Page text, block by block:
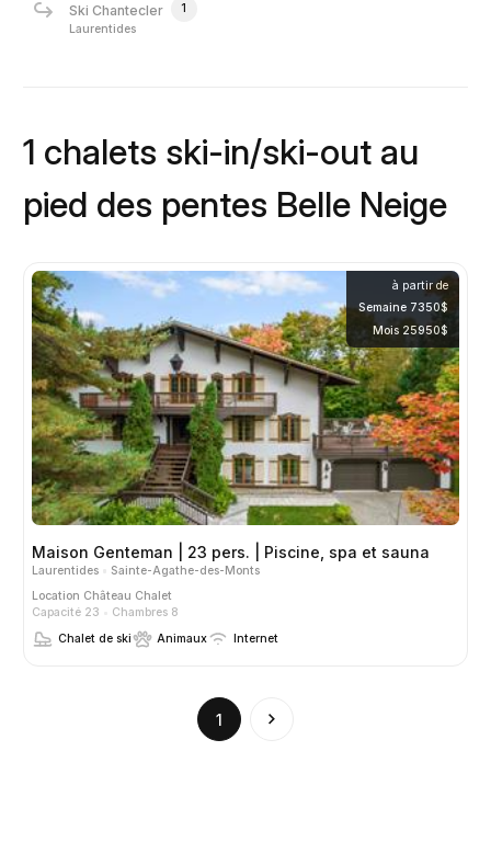
Ski Chantecler
1
Laurentides
1 chalets ski-in/ski-out au
pied des pentes Belle Neige
à partir de
Semaine 7350$
Mois 25950$
Maison Genteman | 23 pers. | Piscine, spa et sauna
Laurentides
Sainte-Agathe-des-Monts
Location Château Chalet
Capacité 23
Chambres 8
Chalet de ski
Animaux Internet
1
(current)